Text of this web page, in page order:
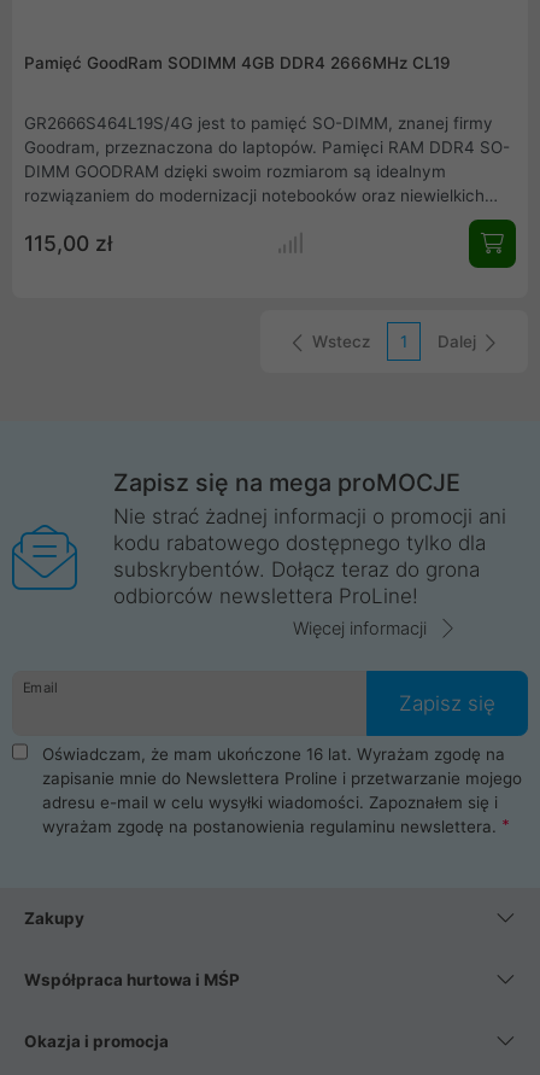
Pamięć GoodRam SODIMM 4GB DDR4 2666MHz CL19
GR2666S464L19S/4G jest to pamięć SO-DIMM, znanej firmy
Goodram, przeznaczona do laptopów. Pamięci RAM DDR4 SO-
DIMM GOODRAM dzięki swoim rozmiarom są idealnym
rozwiązaniem do modernizacji notebooków oraz niewielkich
komputerów przenośnych. Sprzęt, który od lat dobrze służy
swoim posiadaczom dzięki rozszerzeniu o nowe pamięci SO-
115,00 zł
Wstecz 1 Dalej
Zapisz się na mega proMOCJE
Nie strać żadnej informacji o promocji ani
kodu rabatowego dostępnego tylko dla
subskrybentów. Dołącz teraz do grona
odbiorców newslettera ProLine!
Więcej informacji
Email
Zapisz się
Oświadczam, że mam ukończone 16 lat. Wyrażam zgodę na
zapisanie mnie do Newslettera Proline i przetwarzanie mojego
adresu e-mail w celu wysyłki wiadomości. Zapoznałem się i
wyrażam zgodę na postanowienia regulaminu newslettera.
Zakupy
Współpraca hurtowa i MŚP
Okazja i promocja